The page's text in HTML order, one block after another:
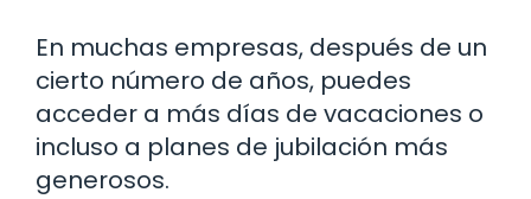
En muchas empresas, después de un
cierto número de años, puedes
acceder a más días de vacaciones o
incluso a planes de jubilación más
generosos.